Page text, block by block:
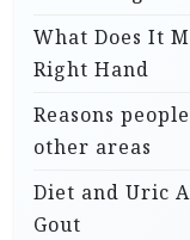
What Does It
Right Hand
Reasons
other areas
Diet and Uric
Gout